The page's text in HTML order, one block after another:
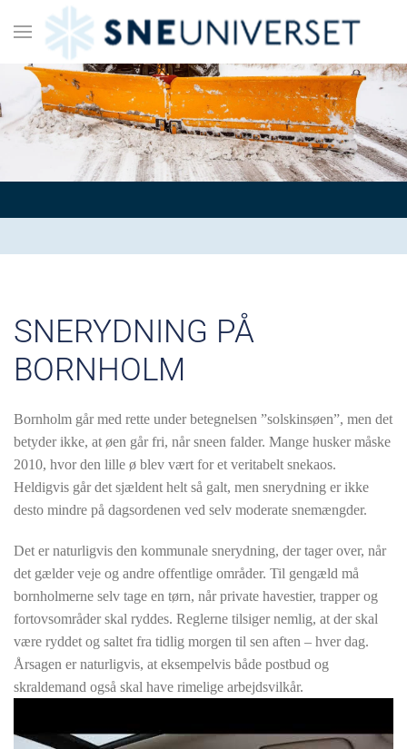
SNERYDNING PÅ
BORNHOLM
Bornholm går med rette under betegnelsen ”solskinsøen”, men det
betyder ikke, at øen går fri, når sneen falder. Mange husker måske
2010, hvor den lille ø blev vært for et veritabelt snekaos.
Heldigvis går det sjældent helt så galt, men snerydning er ikke
desto mindre på dagsordenen ved selv moderate snemængder.
Det er naturligvis den kommunale snerydning, der tager over, når
det gælder veje og andre offentlige områder. Til gengæld må
bornholmerne selv tage en tørn, når private havestier, trapper og
fortovsområder skal ryddes. Reglerne tilsiger nemlig, at der skal
være ryddet og saltet fra tidlig morgen til sen aften – hver dag.
Årsagen er naturligvis, at eksempelvis både postbud og
skraldemand også skal have rimelige arbejdsvilkår.